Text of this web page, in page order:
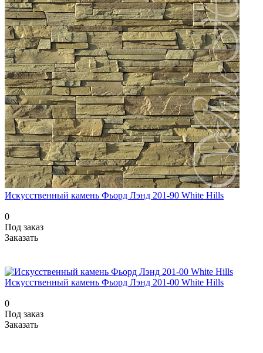
Искусственный камень Фьорд Лэнд 201-90 White Hills
0
Под заказ
Заказать
Искусственный камень Фьорд Лэнд 201-00 White Hills
0
Под заказ
Заказать